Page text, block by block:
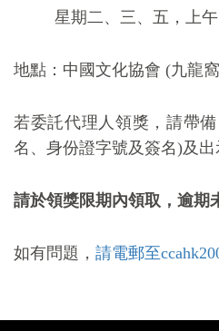
星期二、三、五，上午
地點：中國文化協會 (九龍
若委託代理人領獎，請帶
名、身份證字號及簽名)及
請於領獎限期內領取，逾期
如有問題， 請電郵至